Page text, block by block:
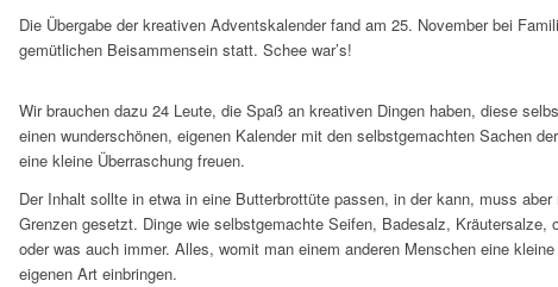
Die Übergabe der kreativen Adventskalender fand am 25. November bei
gemütlichen Beisammensein statt. Schee war’s!
Wir brauchen dazu 24 Leute, die Spaß an kreativen Dingen haben, diese
einen wunderschönen, eigenen Kalender mit den selbstgemachten Sachen
eine kleine Überraschung freuen.
Der Inhalt sollte in etwa in eine Butterbrottüte passen, in der kann, muss
Grenzen gesetzt. Dinge wie selbstgemachte Seifen, Badesalz,
oder was auch immer. Alles, womit man einem anderen Menschen eine
eigenen Art einbringen.